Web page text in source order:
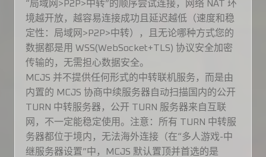
“局域网>P2P>中转”的顺序尝试连接，网络 NAT 环
境越开放，越容易连接成功且延迟越低（速度和稳
定性：局域网>P2P>中转），且无论哪种方式您的
数据都是用 WSS(WebSocket+TLS) 协议安全加密
传输的，无需担心数据安全。
MCJS 并不提供任何形式的中转联机服务，而是由
内置的 MCJS 协商中续服务器自动扫描国内的公开
TURN 中转服务器，公开 TURN 服务器来自互联
网，不一定能稳定使用。注意：所有 TURN 中转服
务器都位于境内，无法海外连接（在“多人游戏-中
继服务器设置”中，MCJS 默认置顶并首选的是